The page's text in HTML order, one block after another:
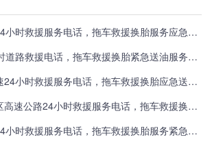
邢台高速公路24小时救援服务电话，拖车救援换胎服务应急送油救援收费标准
保定高速24小时道路救援电话，拖车救援换胎紧急送油服务收费标准
天津蓟州区高速24小时救援服务电话，拖车救援换胎应急送油救援价格
秦皇岛山海关区高速公路24小时救援服务电话，拖车救援换胎服务应急送油救援价格
兰州高速公路24小时救援服务电话，拖车救援换胎服务紧急送油服务怎么收费